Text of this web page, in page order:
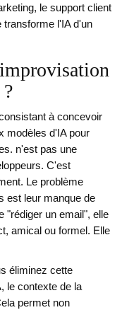
le support client
transforme l'IA d'un
à concevoir
modèles d'IA pour
. n'est pas une
C'est
Le problème
est leur manque de
"rédiger un email", elle
amical ou formel. Elle
éliminez cette
le contexte de la
permet non